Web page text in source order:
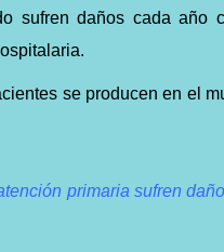
sufren daños cada año
se producen en el
primaria sufren